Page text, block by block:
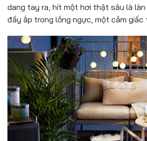
dang tay ra, hít một hơi thật sâu là
đầy ắp trong lồng ngực, một cảm giấc